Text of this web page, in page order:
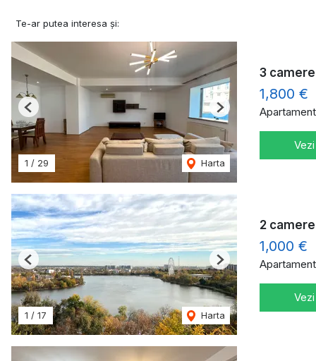
Te-ar putea interesa și:
1 / 29 Harta
Previous Next
3 camere
1,800 €
1 / 17 Harta
Previous Next
2
1,000 €